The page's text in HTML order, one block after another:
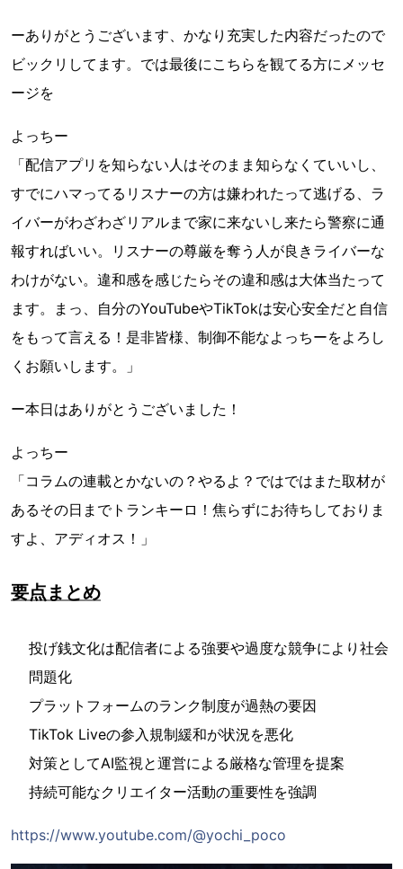
ーありがとうございます、かなり充実した内容だったので
ビックリしてます。では最後にこちらを観てる方にメッセ
ージを
よっちー
「配信アプリを知らない人はそのまま知らなくていいし、
すでにハマってるリスナーの方は嫌われたって逃げる、ラ
イバーがわざわざリアルまで家に来ないし来たら警察に通
報すればいい。リスナーの尊厳を奪う人が良きライバーな
わけがない。違和感を感じたらその違和感は大体当たって
ます。まっ、自分のYouTubeやTikTokは安心安全だと自信
をもって言える！是非皆様、制御不能なよっちーをよろし
くお願いします。」
ー本日はありがとうございました！
よっちー
「コラムの連載とかないの？やるよ？ではではまた取材が
あるその日までトランキーロ！焦らずにお待ちしておりま
すよ、アディオス！」
要点まとめ
投げ銭文化は配信者による強要や過度な競争により社会
問題化
プラットフォームのランク制度が過熱の要因
TikTok Liveの参入規制緩和が状況を悪化
対策としてAI監視と運営による厳格な管理を提案
持続可能なクリエイター活動の重要性を強調
https://www.youtube.com/@yochi_poco